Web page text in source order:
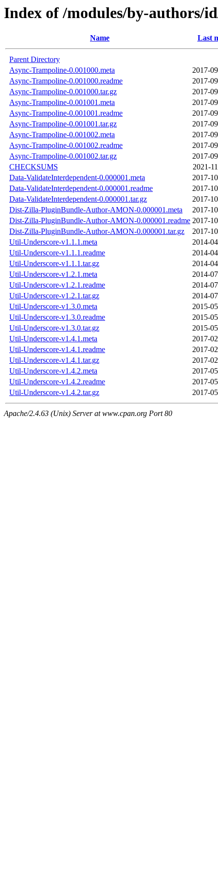
Index of /modules/by-authors/
Name Last
Parent Directory
Async-Trampoline-0.001000.meta
2017-
Async-Trampoline-0.001000.readme
2017-
Async-Trampoline-0.001000.tar.gz
2017-
Async-Trampoline-0.001001.meta
2017-
Async-Trampoline-0.001001.readme
2017-
Async-Trampoline-0.001001.tar.gz
2017-
Async-Trampoline-0.001002.meta
2017-
Async-Trampoline-0.001002.readme
2017-
Async-Trampoline-0.001002.tar.gz
2017-
CHECKSUMS
2021-
Data-ValidateInterdependent-0.000001.meta
2017-
Data-ValidateInterdependent-0.000001.readme
2017-
Data-ValidateInterdependent-0.000001.tar.gz
2017-
Dist-Zilla-PluginBundle-Author-AMON-0.000001.meta
2017-
Dist-Zilla-PluginBundle-Author-AMON-0.000001.readme 2017-
Dist-Zilla-PluginBundle-Author-AMON-0.000001.tar.gz
2017-
Util-Underscore-v1.1.1.meta
2014-
Util-Underscore-v1.1.1.readme
2014-
Util-Underscore-v1.1.1.tar.gz
2014-
Util-Underscore-v1.2.1.meta
2014-
Util-Underscore-v1.2.1.readme
2014-
Util-Underscore-v1.2.1.tar.gz
2014-
Util-Underscore-v1.3.0.meta
2015-
Util-Underscore-v1.3.0.readme
2015-
Util-Underscore-v1.3.0.tar.gz
2015-
Util-Underscore-v1.4.1.meta
2017-
Util-Underscore-v1.4.1.readme
2017-
Util-Underscore-v1.4.1.tar.gz
2017-
Util-Underscore-v1.4.2.meta
2017-
Util-Underscore-v1.4.2.readme
2017-
Util-Underscore-v1.4.2.tar.gz
2017-
Apache/2.4.63 (Unix) Server at www.cpan.org Port 80